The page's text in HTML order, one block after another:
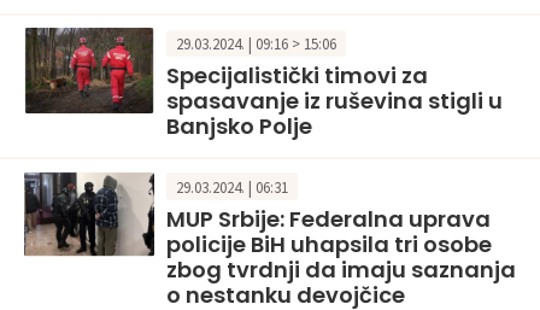
29.03.2024. | 09:16 > 15:06
Specijalistički timovi za
spasavanje iz ruševina stigli u
Banjsko Polje
29.03.2024. | 06:31
MUP Srbije: Federalna uprava
policije BiH uhapsila tri osobe
zbog tvrdnji da imaju saznanja
o nestanku devojčice